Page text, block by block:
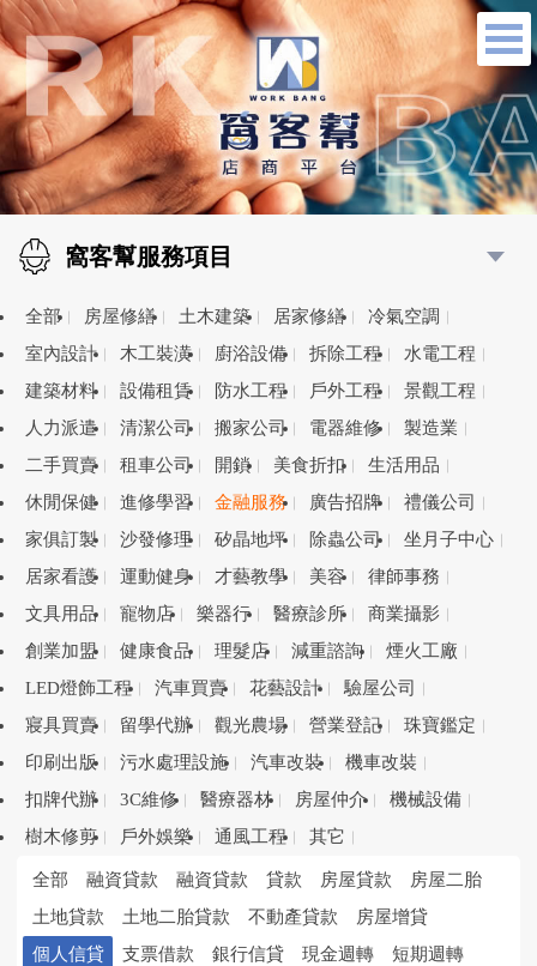
窩客幫服務項目
全部 房屋修繕 土木建築 居家修繕
冷氣空調
室內設計
木工裝潢 廚浴設備 拆除工程
水電工程
建築材料
設備租賃 防水工程 戶外工程
景觀工程
人力派遣
清潔公司 搬家公司 電器維修
製造業
二手買賣
租車公司 開鎖 美食折扣
生活用品
休閒保健
進修學習 金融服務 廣告招牌
禮儀公司
家俱訂製
沙發修理 矽晶地坪 除蟲公司
坐月子中心
居家看護
運動健身 才藝教學 美容
律師事務
文具用品
寵物店 樂器行 醫療診所
商業攝影
創業加盟
健康食品 理髮店 減重諮詢
煙火工廠
LED燈飾工程
汽車買賣 花藝設計
驗屋公司
寢具買賣
留學代辦 觀光農場 營業登記
珠寶鑑定
印刷出版
污水處理設施 汽車改裝
機車改裝
扣牌代辦
3C維修 醫療器材 房屋仲介
機械設備
樹木修剪
戶外娛樂 通風工程 其它
全部 融資貸款 融資貸款 貸款 房屋貸款
房屋二胎
土地貸款
土地二胎貸款 不動產貸款
房屋增貸
個人信貸
支票借款 銀行信貸 現金週轉
短期週轉